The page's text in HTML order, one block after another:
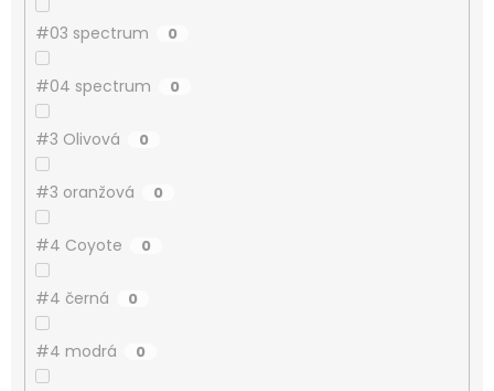
#03 spectrum 0
#04 spectrum 0
#3 Olivová 0
#3 oranžová 0
#4 Coyote 0
#4 černá 0
#4 modrá 0